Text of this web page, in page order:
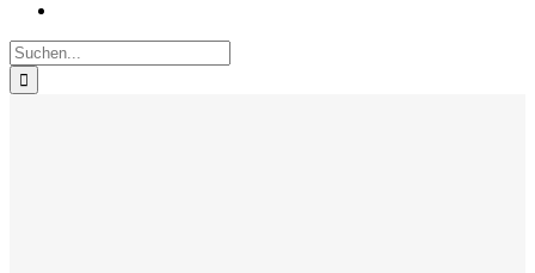
Suche
nach: